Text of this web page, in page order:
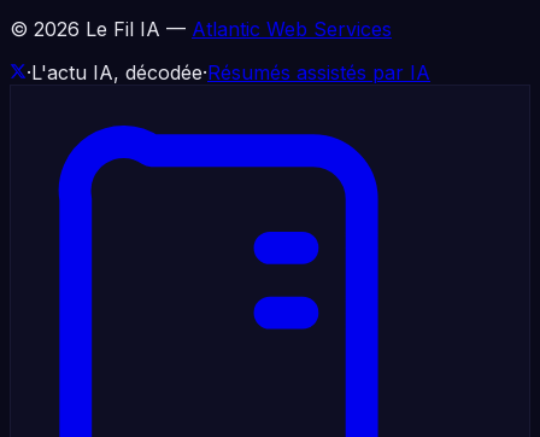
© 2026 Le Fil IA — Atlantic Web Services
·L'actu IA, décodée·Résumés assistés par IA